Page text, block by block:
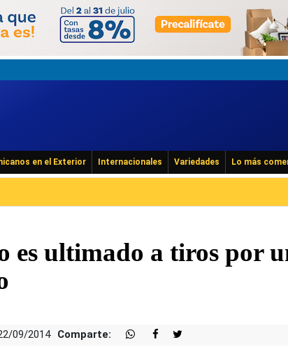
en el Exterior Internacionales Variedades Lo más
es ultimado a tiros por
09/2014 Comparte: